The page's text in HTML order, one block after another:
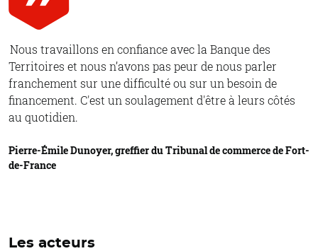
Nous travaillons en confiance avec la Banque des
Territoires et nous n’avons pas peur de nous parler
franchement sur une difficulté ou sur un besoin de
financement. C'est un soulagement d'être à leurs côtés
au quotidien.
Pierre-Émile Dunoyer, greffier du Tribunal de commerce de Fort-
de-France
Les acteurs